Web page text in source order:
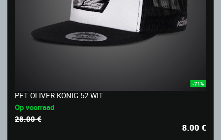
-71%
PET OLIVER KÖNIG 52 WIT
Op voorraad
28.00 €
8.00€